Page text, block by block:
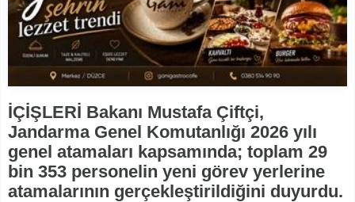
İÇİŞLERİ Bakanı Mustafa Çiftçi,
Jandarma Genel Komutanlığı 2026 yılı
genel atamaları kapsamında; toplam 29
bin 353 personelin yeni görev yerlerine
atamalarının gerçekleştirildiğini duyurdu.